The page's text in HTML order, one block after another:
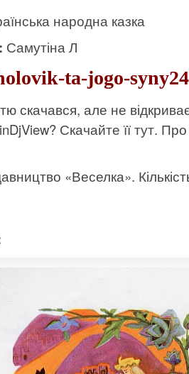
народна казка
Самутіна Л
ta-jogo-
скачався, але не
Скачайте її тут. Про
«Веселка».